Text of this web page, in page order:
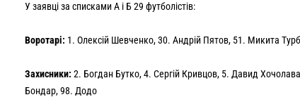
У заявці за списками А і Б 29 футболістів:
Воротарі: 1. Олексій Шевченко, 30. Андрій Пятов, 51. Микита
Захисники: 2. Богдан Бутко, 4. Сергій Кривцов, 5. Давид
Бондар, 98. Додо